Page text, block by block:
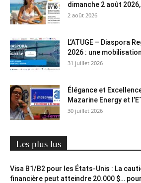
dimanche 2 août
2 août 2026
L’ATUGE – Diaspora
2026 : une
31 juillet 2026
Élégance et
Mazarine Energy et
30 juillet 2026
Les plus lus
Visa B1/B2 pour les États-Unis : La
financière peut atteindre 20.000 $…